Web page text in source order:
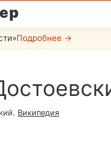
Подробнее →
. Википедия